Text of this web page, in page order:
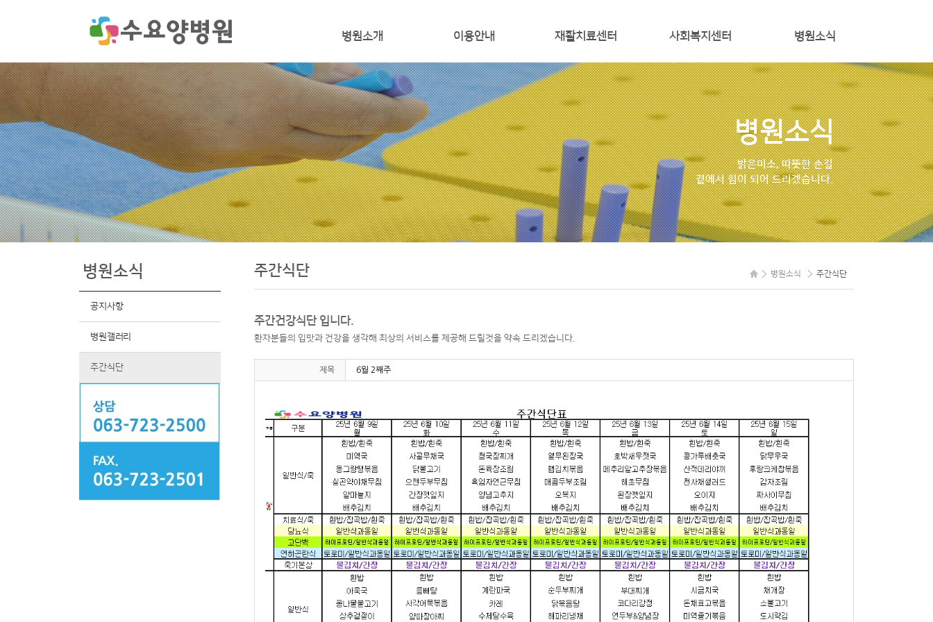
병원소개
인사말
미리보는병원
환자의 권리와의무
오시는길
미션비전
이용안내
입퇴원 안내
비급여 안내
증명서 발급
외래진료시간표
재활치료센터
재활치료
작업치료
통증치료
로봇치료
사회복지센터
프로그램일정
프로그램갤러리
자원봉사신청
병원소식
공지사항
주간식단
병원소식
밝은미소, 따뜻한 손길
곁에서 힘이 되어 드리겠습니다.
병원소식
공지사항
병원갤러리
주간식단
병원소식 주간식단
주간식단
주간건강식단 입니다.
환자분들의 입맛과 건강을 생각해 최상의 서비스를 제공해 드릴것을 약속 드리겠습니다.
제목 6월 2째주